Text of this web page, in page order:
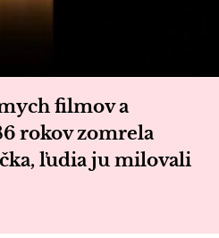
filmov a
rokov zomrela
ľudia ju milovali